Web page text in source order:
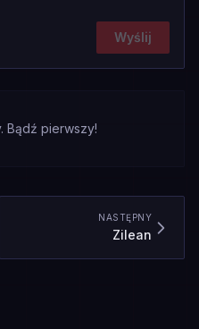
Wyślij
Bądź pierwszy!
NASTĘPNY
Zilean